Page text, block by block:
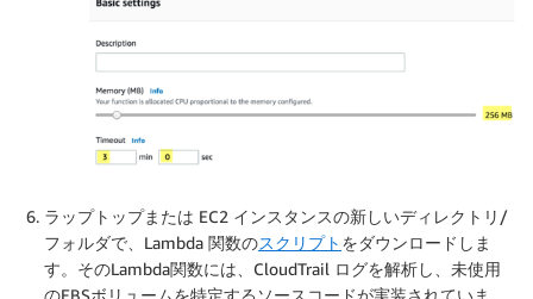
ラップトップまたは EC2 インスタンスの新しいディレクトリ/
フォルダで、Lambda 関数のスクリプト をダウンロードしま
す。そのLambda関数には、CloudTrail ログを解析し、未使用
のEBSボリュームを特定するソースコードが実装されていま